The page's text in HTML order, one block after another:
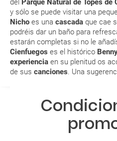
y sólo se puede visitar una
Nicho es una cascada que cae
podréis dar un baño para
estarán completas si no le
Cienfuegos es el histórico
experiencia en su plenitud os
de sus canciones . Una
¿Con cuánta antelación
aeropuerto?
RESERVAR ¿Cómo puedo
paquete vacacional en la
quedado de pendiente de
sabré si se confirma el viaje?
¿Cómo sé si hay plazas